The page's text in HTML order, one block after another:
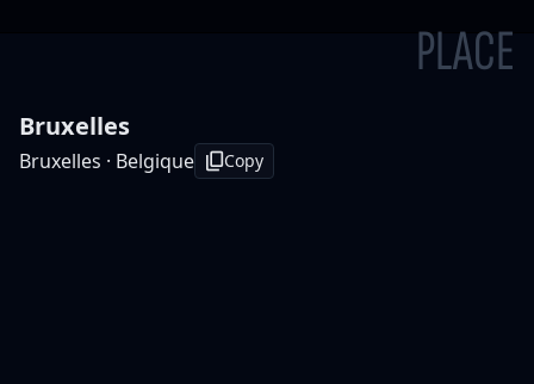
PLACE
Bruxelles
Bruxelles · Belgique Copy